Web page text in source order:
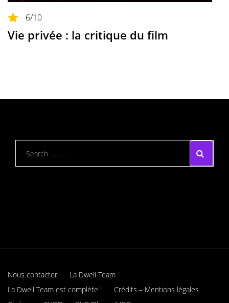
6/10
Vie privée : la critique du film
Nous contacter
La Dwell Team
La Dwell Team est complète !
Crédits – Mentions légales